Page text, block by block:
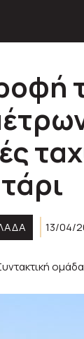
13/04/